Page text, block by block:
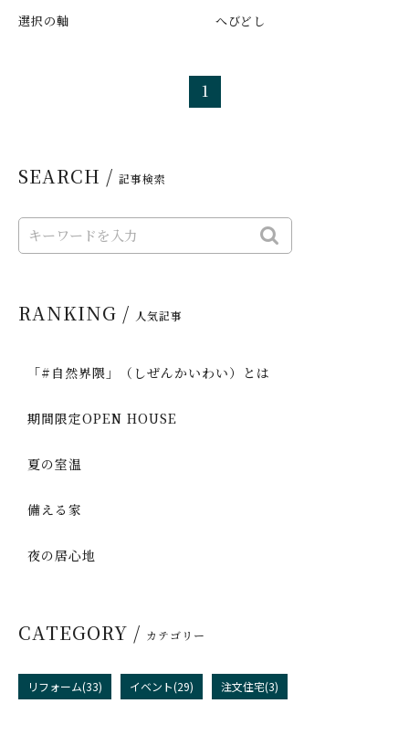
選択の軸 へびどし
1
SEARCH / 記事検索
RANKING / 人気記事
「#自然界隈」（しぜんかいわい）とは
期間限定OPEN HOUSE
夏の室温
備える家
夜の居心地
CATEGORY / カテゴリー
リフォーム(33) イベント(29) 注文住宅(3)